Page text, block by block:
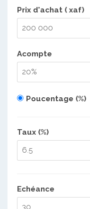
Prix d'achat ( xaf)
Acompte
Poucentage (%)
Taux (%)
Echéance